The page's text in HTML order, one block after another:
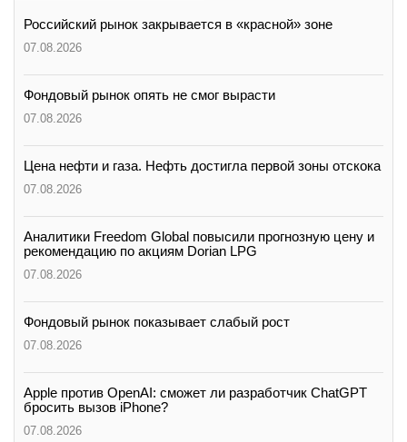
Российский рынок закрывается в «красной» зоне
07.08.2026
Фондовый рынок опять не смог вырасти
07.08.2026
Цена нефти и газа. Нефть достигла первой зоны отскока
07.08.2026
Аналитики Freedom Global повысили прогнозную цену и
рекомендацию по акциям Dorian LPG
07.08.2026
Фондовый рынок показывает слабый рост
07.08.2026
Apple против OpenAI: сможет ли разработчик ChatGPT
бросить вызов iPhone?
07.08.2026